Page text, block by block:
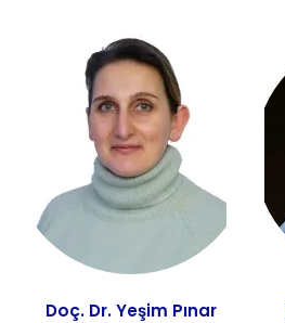
Doç. Dr. Yeşim Pınar